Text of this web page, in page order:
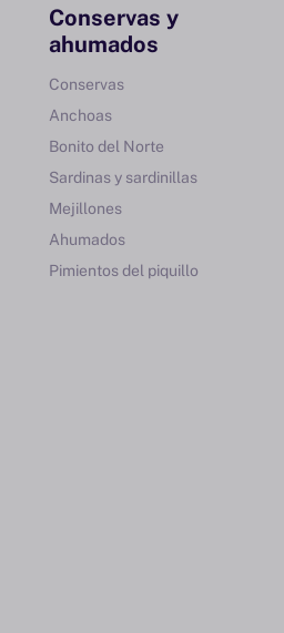
Conservas y
ahumados
Conservas
Anchoas
Bonito del Norte
Sardinas y sardinillas
Mejillones
Ahumados
Pimientos del piquillo